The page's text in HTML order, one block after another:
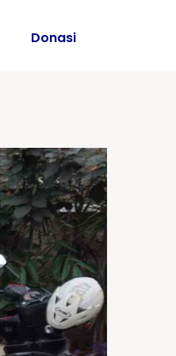
Donasi